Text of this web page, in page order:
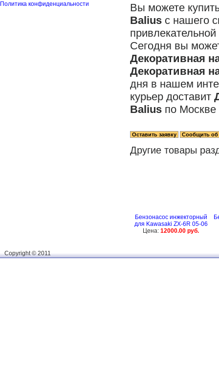
Вы можете
Balius с нашего
Сегодня вы
Декоративная
Декоративная
дня в нашем
курьер доставит
Balius по Москве
Другие товары
Бензонасос инжекторный
для Kawasaki ZX-6R 05-06
Цена:12000.00 руб.
Политика конфиденциальности
Сopyright © 2011